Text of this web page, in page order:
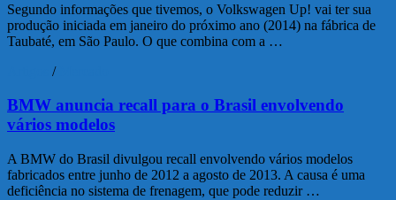
Segundo informações que tivemos, o Volkswagen Up! vai ter sua
produção iniciada em janeiro do próximo ano (2014) na fábrica de
Taubaté, em São Paulo. O que combina com a …
/
BMW anuncia recall para o Brasil envolvendo
vários modelos
A BMW do Brasil divulgou recall envolvendo vários modelos
fabricados entre junho de 2012 a agosto de 2013. A causa é uma
deficiência no sistema de frenagem, que pode reduzir …